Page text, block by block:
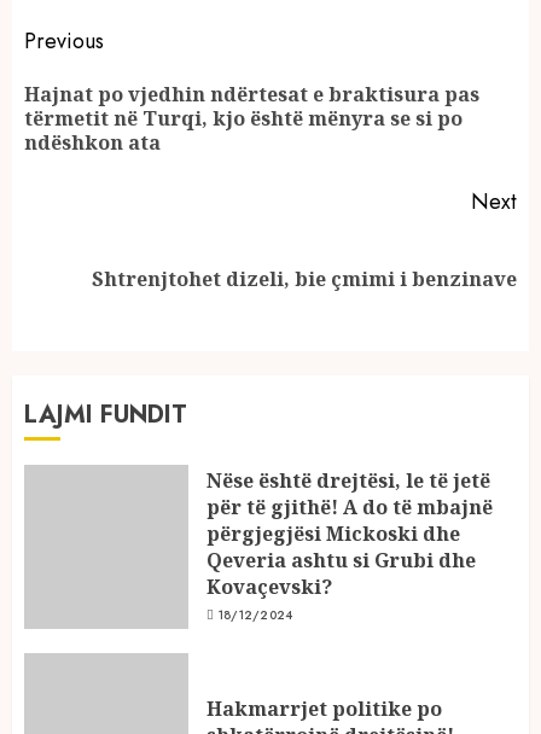
Continue
Reading
Previous
Hajnat po vjedhin ndërtesat e braktisura pas
tërmetit në Turqi, kjo është mënyra se si po
ndëshkon ata
Next
Shtrenjtohet dizeli, bie çmimi i benzinave
LAJMI FUNDIT
Nëse është drejtësi, le të jetë
për të gjithë! A do të mbajnë
përgjegjësi Mickoski dhe
Qeveria ashtu si Grubi dhe
Kovaçevski?
18/12/2024
Hakmarrjet politike po